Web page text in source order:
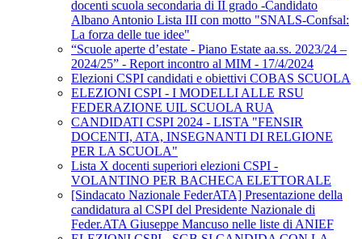
docenti scuola secondaria di II grado -Candidato
Albano Antonio Lista III con motto "SNALS-Confsal:
La forza delle tue idee"
“Scuole aperte d’estate - Piano Estate aa.ss. 2023/24 –
2024/25” - Report incontro al MIM - 17/4/2024
Elezioni CSPI candidati e obiettivi COBAS SCUOLA
ELEZIONI CSPI - I MODELLI ALLE RSU
FEDERAZIONE UIL SCUOLA RUA
CANDIDATI CSPI 2024 - LISTA "FENSIR
DOCENTI, ATA, INSEGNANTI DI RELGIONE
PER LA SCUOLA"
Lista X docenti superiori elezioni CSPI -
VOLANTINO PER BACHECA ELETTORALE
[Sindacato Nazionale FederATA] Presentazione della
candidatura al CSPI del Presidente Nazionale di
Feder.ATA Giuseppe Mancuso nelle liste di ANIEF